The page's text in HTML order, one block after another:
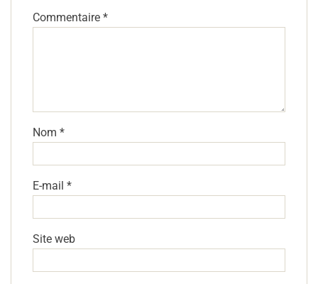
Commentaire *
Nom *
E-mail *
Site web